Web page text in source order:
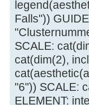
Falls"))
SCALE:
cat(dim(2),
"6")) SCALE:
ELEMENT: